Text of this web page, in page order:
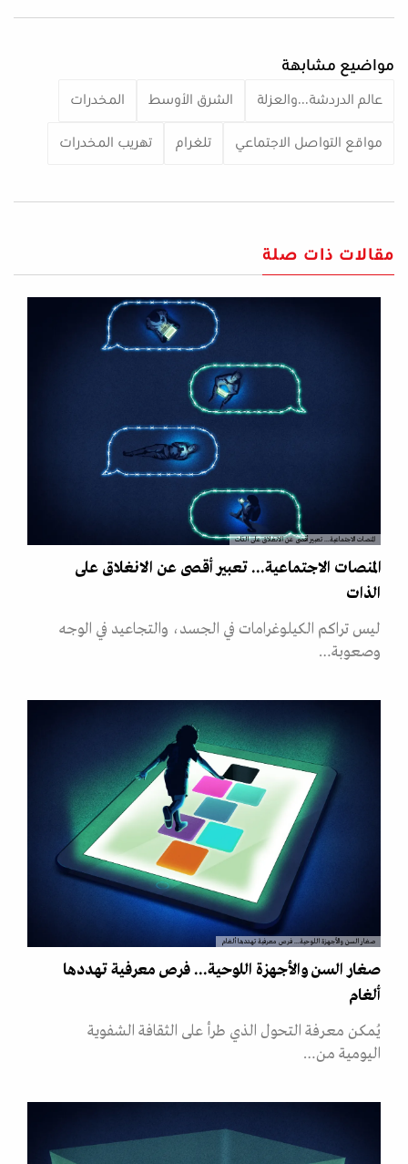
مواضيع مشابهة
عالم الدردشة...والعزلة الشرق الأوسط المخدرات
مواقع التواصل الاجتماعي تلغرام تهريب المخدرات
مقالات ذات صلة
المنصات الاجتماعية... تعبير أقصى عن الانغلاق على الذات
المنصات الاجتماعية... تعبير أقصى عن الانغلاق على
الذات
ليس تراكم الكيلوغرامات في الجسد، والتجاعيد في الوجه
وصعوبة…
صغار السن والأجهزة اللوحية... فرص معرفية تهددها ألغام
صغار السن والأجهزة اللوحية... فرص معرفية تهددها
ألغام
يُمكن معرفة التحول الذي طرأ على الثقافة الشفوية
اليومية من…